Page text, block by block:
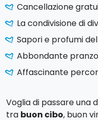
Cancellazione
La condivisione di
Sapori e profumi
Abbondante
Affascinante
Voglia di passare una
tra buon cibo, buon